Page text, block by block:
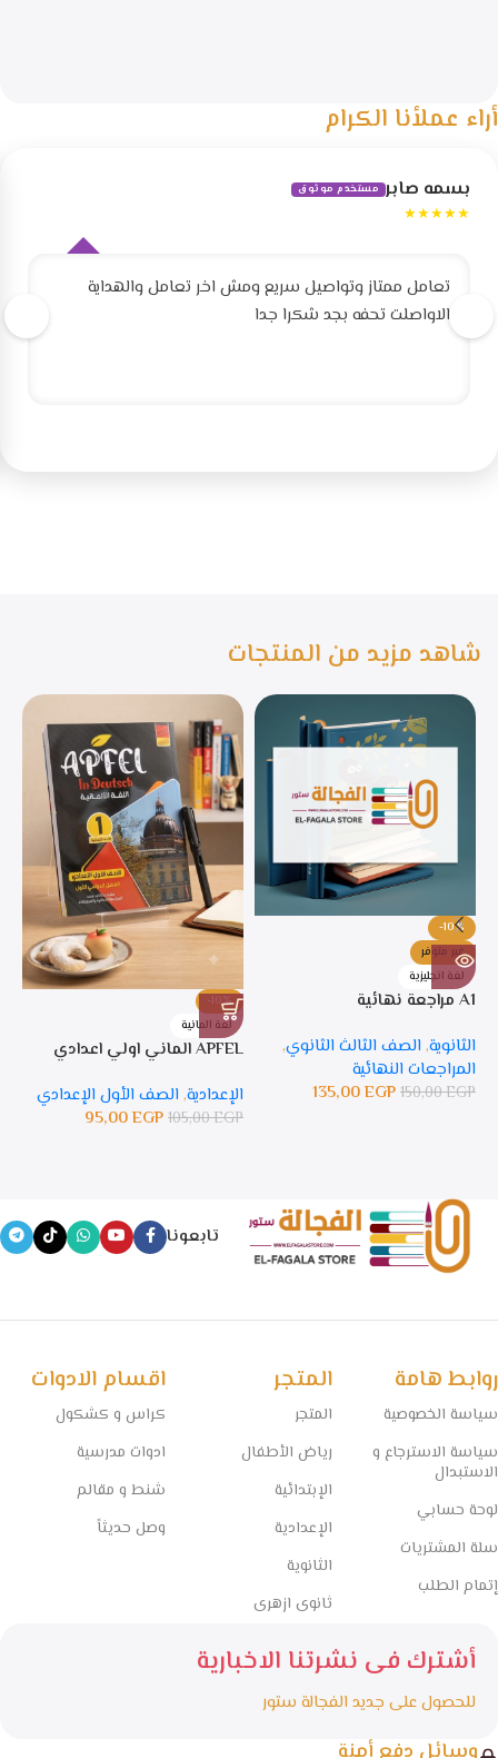
أراء عملأنا الكرام
بسمه صابر مستخدم موثوق
★★★★★
تعامل ممتاز وتواصيل سريع ومش اخر تعامل والهداية
الاواصلت تحفه بجد شكرا جدا
شاهد مزيد من المنتجات
-10%
غير متوفر
لغة انجليزية
A1 مراجعة نهائية
الثانوية, الصف الثالث الثانوي,
المراجعات النهائية
150,00EGP
135,00EGP
-10%
لغة المانية
APFEL الماني اولي اعدادي
الإعدادية, الصف الأول الإعدادي
105,00EGP
95,00EGP
تابعونا
روابط هامة
سياسة الخصوصية
سياسة الاسترجاع و
الاستبدال
لوحة حسابي
سلة المشتريات
إتمام الطلب
المتجر
المتجر
رياض الأطفال
الإبتدائية
الإعدادية
الثانوية
ثانوى ازهرى
اقسام الادوات
كراس و كشكول
ادوات مدرسية
شنط و مقالم
وصل حديثاً
أشترك فى نشرتنا الاخبارية
للحصول على جديد الفجالة ستور